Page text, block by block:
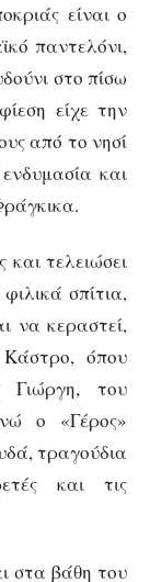
είναι ο
παντελόνι,
στο πίσω
είχε την
από το νησί
και
τελειώσει
σπίτια,
να κεραστεί,
Κάστρο, όπου
Γιώργη, του
ο «Γέρος»
τραγούδια
και τις
στα βάθη του